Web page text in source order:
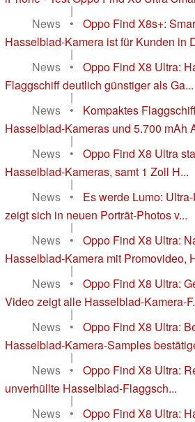
|
News
•
Oppo Find X8s+:
Hasselblad-Kamera ist für Kunden in
|
News
•
Oppo Find X8 Ultra:
Flaggschiff deutlich günstiger als Ga...
|
News
•
Kompaktes
Hasselblad-Kameras und 5.700 mAh
|
News
•
Oppo Find X8 Ultra
Hasselblad-Kameras, samt 1 Zoll H...
|
News
•
Es werde Lumo:
zeigt sich in neuen Porträt-Photos v...
|
News
•
Oppo Find X8 Ultra:
Hasselblad-Kamera mit Promovideo,
|
News
•
Oppo Find X8 Ultra:
Video zeigt alle Hasselblad-Kamera-
|
News
•
Oppo Find X8 Ultra:
Hasselblad-Kamera-Samples
|
News
•
Oppo Find X8 Ultra:
unverhüllte Hasselblad-Flaggsch...
|
News
•
Oppo Find X8 Ultra: